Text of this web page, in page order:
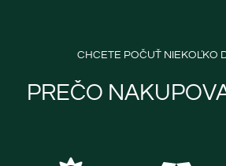
CHCETE POČUŤ NIEKOĽKO
PREČO